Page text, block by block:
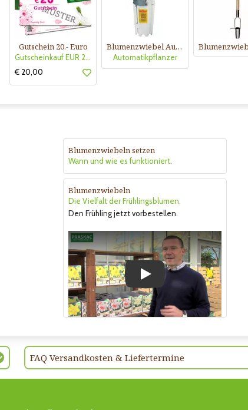
Gutschein 20.- Euro
Gutscheinkauf EUR 20.-
€ 20,00
Blumenzwiebel Automatikpflanzer
Automatikpflanzer
Blumenzwiebeln setzen
Wann und wie es funktioniert.
Blumenzwiebeln
Die Vielfalt der Frühlingsblumen.
Den Frühling jetzt vorbestellen.
Play
FAQ Versandkosten & Liefertermine